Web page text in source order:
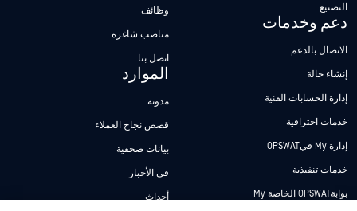
التصنيع
دعم وخدمات
الاتصال بالدعم
إنشاء حالة
إدارة الحسابات الفنية
خدمات احترافية
إدارة My فيOPSWAT
خدمات تنفيذية
بوابةOPSWAT الخاصة My
وظائف
مناصب شاغرة
اتصل بنا
الموارد
مدونة
قصص نجاح العملاء
بيانات صحفية
في الأخبار
أحداث